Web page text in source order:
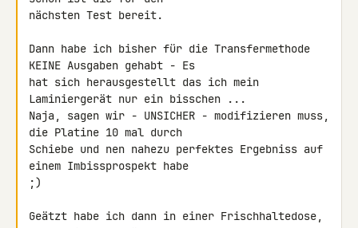
nächsten Test bereit.
Dann habe ich bisher für die Transfermethode
KEINE Ausgaben gehabt - Es
hat sich herausgestellt das ich mein
Laminiergerät nur ein bisschen ...
Naja, sagen wir - UNSICHER - modifizieren muss,
die Platine 10 mal durch
Schiebe und nen nahezu perfektes Ergebniss auf
einem Imbissprospekt habe
;)
Geätzt habe ich dann in einer Frischhaltedose,